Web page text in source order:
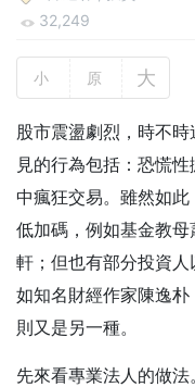
32,249
小 原 大
股市震盪劇烈，時不
見的行為包括：恐慌
中瘋狂交易。雖然如
低加碼，例如基金教
軒；但也有部分投資
如知名財經作家陳逸
則又是另一種。
先來看專業法人的做